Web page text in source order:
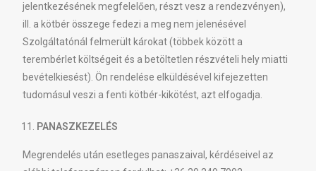
jelentkezésének megfelelően, részt vesz a rendezvényen),
ill. a kötbér összege fedezi a meg nem jelenésével
Szolgáltatónál felmerült károkat (többek között a
terembérlet költségeit és a betöltetlen részvételi hely miatti
bevételkiesést). Ön rendelése elküldésével kifejezetten
tudomásul veszi a fenti kötbér-kikötést, azt elfogadja.
PANASZKEZELÉS
Megrendelés után esetleges panaszaival, kérdéseivel az